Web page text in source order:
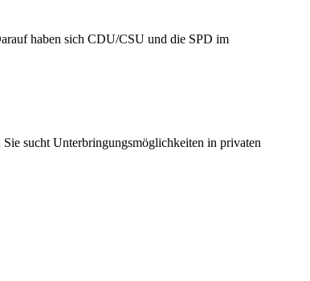
haben sich CDU/CSU und die SPD im
sucht Unterbringungsmöglichkeiten in privaten